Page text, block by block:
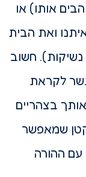
אותו) או
ואת הבית
חשוב
לקראת
בצהריים
שמאפשר
עם ההורה